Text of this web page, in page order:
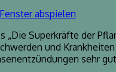
abspielen
„Die Superkräfte der
und
sehr